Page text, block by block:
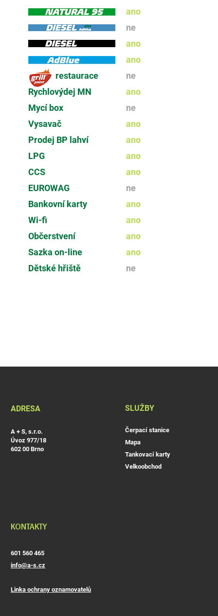
restaurace
Rychlovýdej MN
Mycí box
Vysavač
Prodej BP lahví
LPG
CCS
EUROWAG
Bankovní karty
Wi-fi
Občerstvení
Sazka on-line
Dětské hřiště
ano
ne
ano
ano
ne
ano
ne
ano
ano
ano
ano
ne
ano
ano
ano
ano
ne
ADRESA
A + S, s.r.o.
Úvoz 977/18
602 00 Brno
KONTAKTY
601 560 465
info@a-s.cz
Linka ochrany oznamovatelů
SLUŽBY
Čerpací stanice
Mapa
Tankovací karty
Velkoobchod